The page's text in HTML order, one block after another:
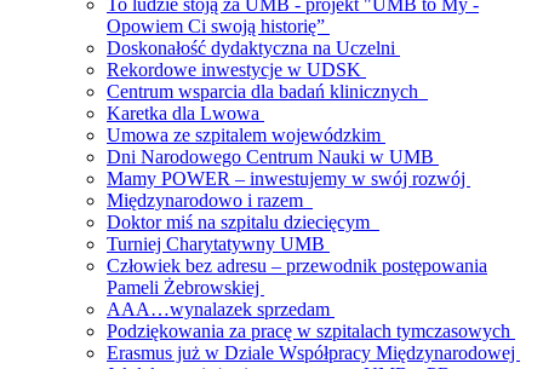
To ludzie stoją za UMB - projekt "UMB to My -
Opowiem Ci swoją historię”
Doskonałość dydaktyczna na Uczelni
Rekordowe inwestycje w UDSK
Centrum wsparcia dla badań klinicznych
Karetka dla Lwowa
Umowa ze szpitalem wojewódzkim
Dni Narodowego Centrum Nauki w UMB
Mamy POWER – inwestujemy w swój rozwój
Międzynarodowo i razem
Doktor miś na szpitalu dziecięcym
Turniej Charytatywny UMB
Człowiek bez adresu – przewodnik postępowania
Pameli Żebrowskiej
AAA…wynalazek sprzedam
Podziękowania za pracę w szpitalach tymczasowych
Erasmus już w Dziale Współpracy Międzynarodowej